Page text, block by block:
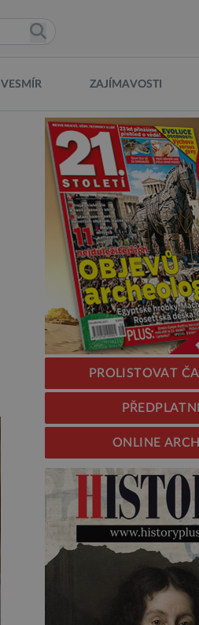
VESMÍR ZAJÍMAVOSTI
PROLISTOVAT
ONLINE